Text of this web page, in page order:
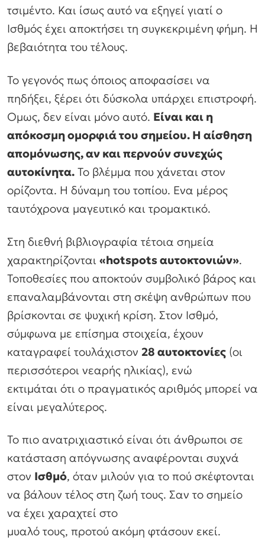
τσιμέντο. Και ίσως αυτό να εξηγεί γιατί ο
Ισθμός έχει αποκτήσει τη συγκεκριμένη φήμη. Η
βεβαιότητα του τέλους.
Το γεγονός πως όποιος αποφασίσει να
πηδήξει, ξέρει ότι δύσκολα υπάρχει επιστροφή.
Ομως, δεν είναι μόνο αυτό. Είναι και η
απόκοσμη ομορφιά του σημείου. Η αίσθηση
απομόνωσης, αν και περνούν συνεχώς
αυτοκίνητα. Το βλέμμα που χάνεται στον
ορίζοντα. Η δύναμη του τοπίου. Ενα μέρος
ταυτόχρονα μαγευτικό και τρομακτικό.
Στη διεθνή βιβλιογραφία τέτοια σημεία
χαρακτηρίζονται «hotspots αυτοκτονιών».
Τοποθεσίες που αποκτούν συμβολικό βάρος και
επαναλαμβάνονται στη σκέψη ανθρώπων που
βρίσκονται σε ψυχική κρίση. Στον Ισθμό,
σύμφωνα με επίσημα στοιχεία, έχουν
καταγραφεί τουλάχιστον 28 αυτοκτονίες (οι
περισσότεροι νεαρής ηλικίας), ενώ
εκτιμάται ότι ο πραγματικός αριθμός μπορεί να
είναι μεγαλύτερος.
Το πιο ανατριχιαστικό είναι ότι άνθρωποι σε
κατάσταση απόγνωσης αναφέρονται συχνά
στον Ισθμό, όταν μιλούν για το πού σκέφτονται
να βάλουν τέλος στη ζωή τους. Σαν το σημείο
να έχει χαραχτεί στο
μυαλό τους, προτού ακόμη φτάσουν εκεί.